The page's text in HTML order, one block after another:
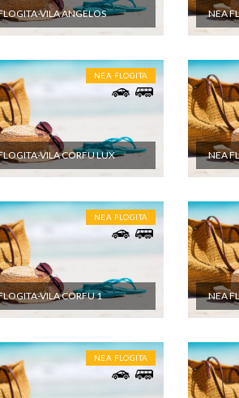
VILA ANGELOS NEA
NEA FLOGITA
VILA CORFU LUX NEA
NEA FLOGITA
VILA CORFU 1 NEA
NEA FLOGITA